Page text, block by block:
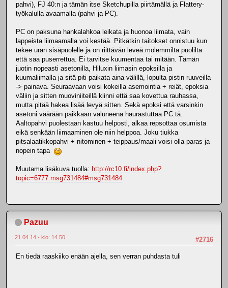
pahvi), FJ 40:n ja tämän itse Sketchupilla piirtämällä ja Flattery-
työkalulla avaamalla (pahvi ja PC).
PC on paksuna hankalahkoa leikata ja huonoa liimata, vain
lappeista liimaamalla voi kestää. Pitkätkin taitokset onnistuu kun
tekee uran sisäpuolelle ja on riittävän leveä molemmilta puolilta
että saa puserrettua. Ei tarvitse kuumentaa tai mitään. Tämän
juotin nopeasti asetonilla, Hiluxin liimasin epoksilla ja
kuumaliimalla ja sitä piti paikata aina välillä, lopulta pistin ruuveilla
-> painava. Seuraavaan voisi kokeilla asemointia + reiät, epoksia
väliin ja sitten muoviniiteillä kiinni että saa kovettua rauhassa,
mutta pitää hakea lisää levyä sitten. Sekä epoksi että varsinkin
asetoni väärään paikkaan valuneena haurastuttaa PC:tä.
Aaltopahvi puolestaan kastuu helposti, alkaa repsottaa osumista
eikä senkään liimaaminen ole niin helppoa. Joku tiukka
pitsalaatikkopahvi + nitominen + teippaus/maali voisi olla paras ja
nopein tapa
Muutama lisäkuva tuolla: http://rc10.fi/index.php?
topic=6777.msg731484#msg731484
Pazuu
#2716
21.04.14 - klo: 14.50
En tiedä raaskiiko enään ajella, sen verran puhdasta tuli